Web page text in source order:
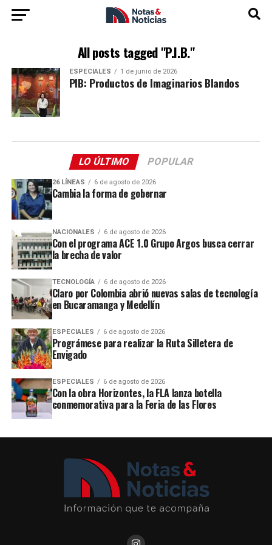
All posts tagged "P.I.B."
ESPECIALES 1 de junio de 2026
PIB: Productos de Imaginarios Blandos
LO ÚLTIMO POPULAR
26 LÍNEAS 6 de agosto de 2026
Cambia la forma de gobernar
NACIONALES 6 de agosto de 2026
Con el programa ACE 1.0 Grupo Argos busca cerrar
la brecha de valor
TECNOLOGÍA 6 de agosto de 2026
Claro por Colombia abrió nuevas salas de tecnología
en Bucaramanga y Medellín
ESPECIALES 6 de agosto de 2026
Prográmese para realizar la Ruta Silletera de
Envigado
ESPECIALES 6 de agosto de 2026
Con la obra Horizontes, la FLA lanza botella
conmemorativa para la Feria de las Flores